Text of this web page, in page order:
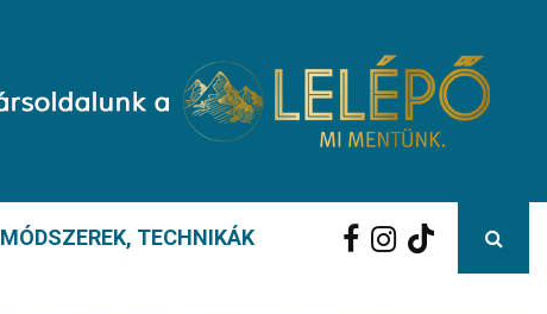
MÓDSZEREK, TECHNIKÁK